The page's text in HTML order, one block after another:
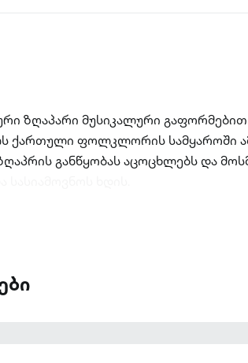
ზღაპარი მუსიკალური გაფორმებით
ქართული ფოლკლორის სამყაროში
განწყობას აცოცხლებს და